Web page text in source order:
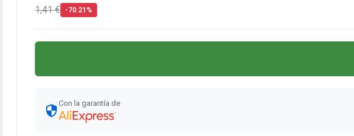
1,41 € -70.21%
Con la garantía de